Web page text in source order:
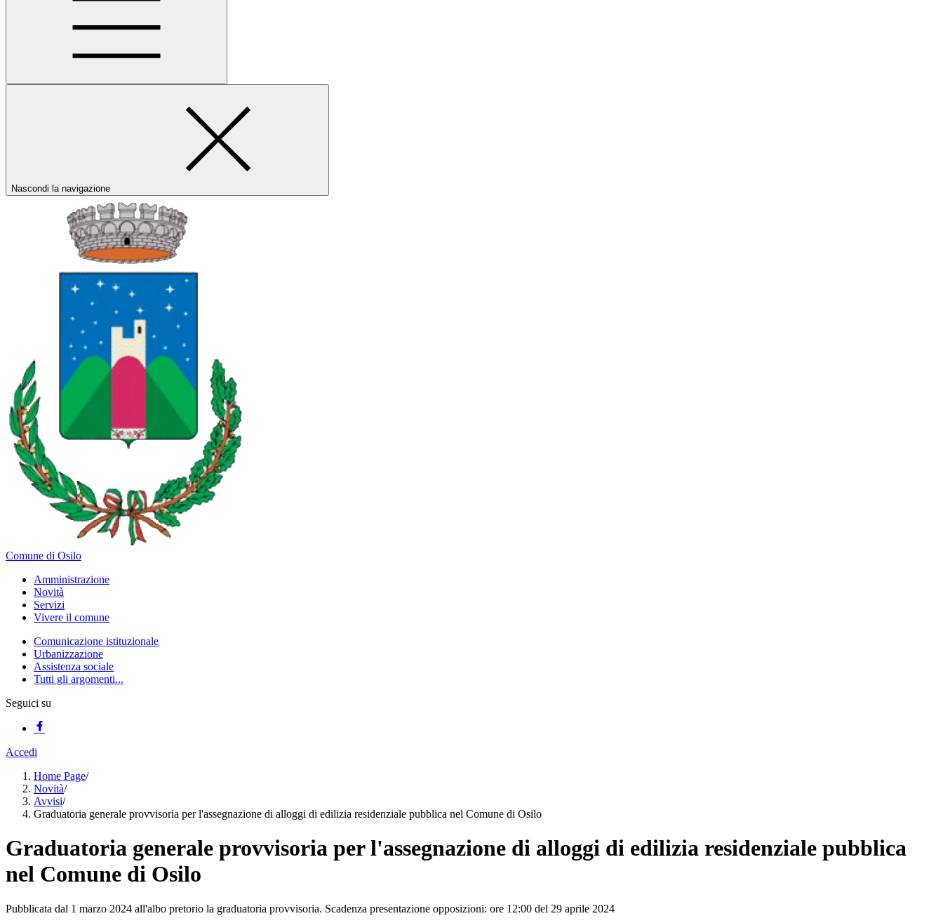
Nascondi la navigazione
Comune di Osilo
Amministrazione
Novità
Servizi
Vivere il comune
Comunicazione istituzionale
Urbanizzazione
Assistenza sociale
Tutti gli argomenti...
Seguici su
Accedi
Home Page/
Novità/
Avvisi/
Graduatoria generale provvisoria per l'assegnazione di alloggi di edilizia residenziale pubblica nel Comune di Osilo
Graduatoria generale provvisoria per l'assegnazione di alloggi di edilizia residenziale pubblica
nel Comune di Osilo
Pubblicata dal 1 marzo 2024 all'albo pretorio la graduatoria provvisoria. Scadenza presentazione opposizioni: ore 12:00 del 29 aprile 2024